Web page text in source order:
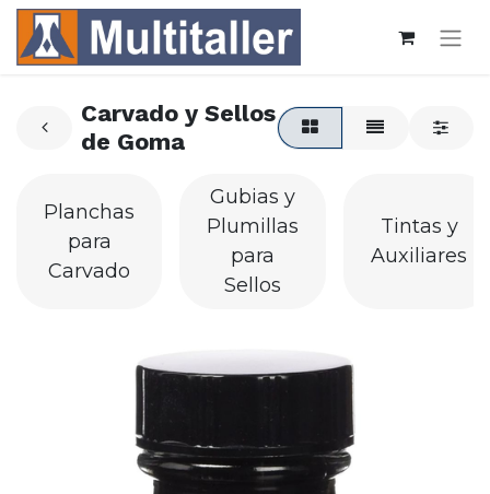
Carvado y Sellos
de Goma
Planchas
para
Carvado
Gubias y
Plumillas
para
Sellos
Tintas y
Auxiliares